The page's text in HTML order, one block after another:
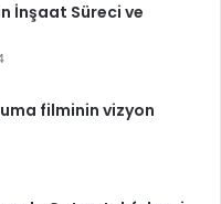
İnşaat Süreci ve
filminin vizyon